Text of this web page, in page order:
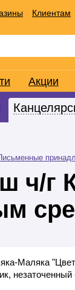
Клиентам
Акции
ч/г